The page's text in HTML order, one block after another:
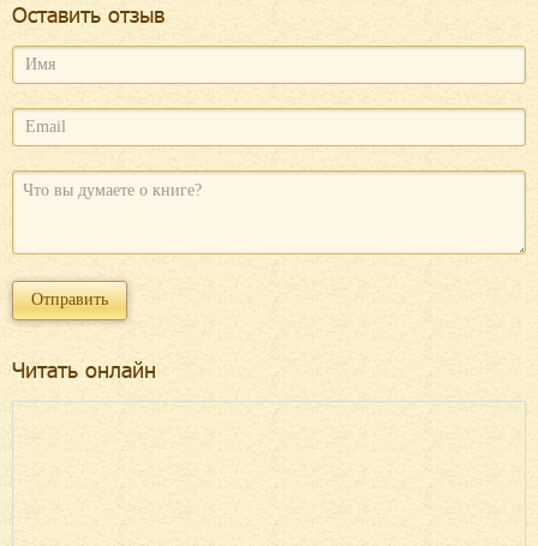
Оcтавить отзыв
Читать онлайн